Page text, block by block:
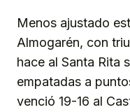
Menos ajustado
Almogarén, con
hace al Santa Rita
empatadas a
venció 19-16 al